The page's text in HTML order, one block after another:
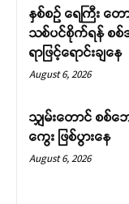
နှစ်စဉ် ရေကြီး တ
သစ်ပင်စိုက်ရန် စစ်
ရာဖြင့်ရောင်းချနေ
August 6, 2026
သျှမ်းတောင် စစ်ဘ
ကွေး ဖြစ်ပွားနေ
August 6, 2026